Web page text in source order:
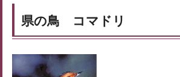
県の鳥 コマドリ